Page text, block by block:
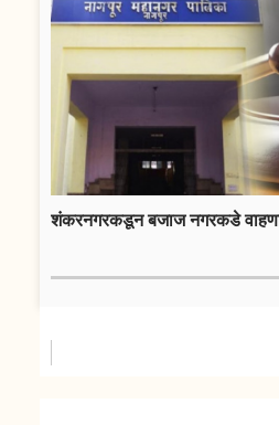
शंकरनगरकडून बजाज नगरकडे